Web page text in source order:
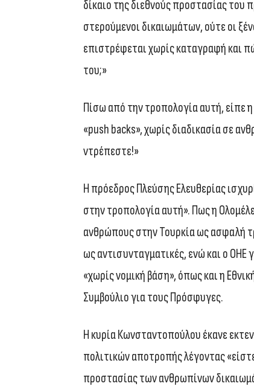
δίκαιο της διεθνούς προστασίας του
στερούμενοι δικαιωμάτων, ούτε οι
επιστρέφεται χωρίς καταγραφή και
του;»
Πίσω από την τροπολογία αυτή, είπε
«push backs», χωρίς διαδικασία σε
ντρέπεστε!»
Η πρόεδρος Πλεύσης Ελευθερίας
στην τροπολογία αυτή». Πως η
ανθρώπους στην Τουρκία ως ασφαλή
ως αντισυνταγματικές, ενώ και ο ΟΗΕ
«χωρίς νομική βάση», όπως και η
Συμβούλιο για τους Πρόσφυγες.
Η κυρία Κωνσταντοπούλου έκανε
πολιτικών αποτροπής λέγοντας
προστασίας των ανθρωπίνων